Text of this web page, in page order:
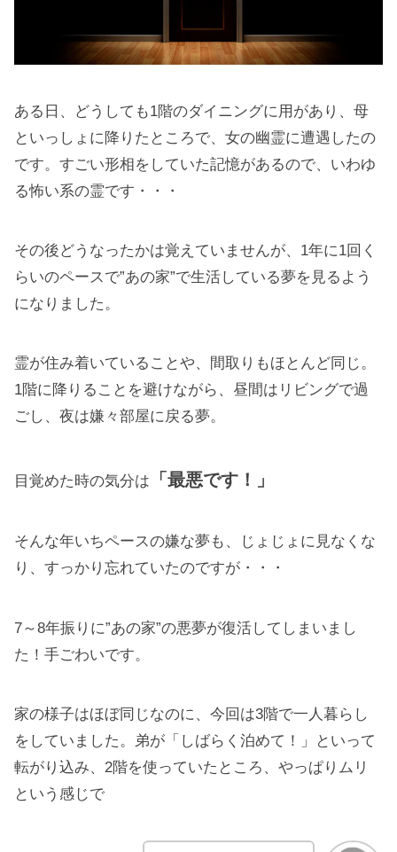
ある日、どうしても1階のダイニングに用があり、母
といっしょに降りたところで、女の幽霊に遭遇したの
です。すごい形相をしていた記憶があるので、いわゆ
る怖い系の霊です・・・
その後どうなったかは覚えていませんが、1年に1回く
らいのペースで”あの家”で生活している夢を見るよう
になりました。
霊が住み着いていることや、間取りもほとんど同じ。
1階に降りることを避けながら、昼間はリビングで過
ごし、夜は嫌々部屋に戻る夢。
目覚めた時の気分は 「最悪です！」
そんな年いちペースの嫌な夢も、じょじょに見なくな
り、すっかり忘れていたのですが・・・
7～8年振りに”あの家”の悪夢が復活してしまいまし
た！手ごわいです。
家の様子はほぼ同じなのに、今回は3階で一人暮らし
をしていました。弟が「しばらく泊めて！」といって
転がり込み、2階を使っていたところ、やっぱりムリ
という感じで